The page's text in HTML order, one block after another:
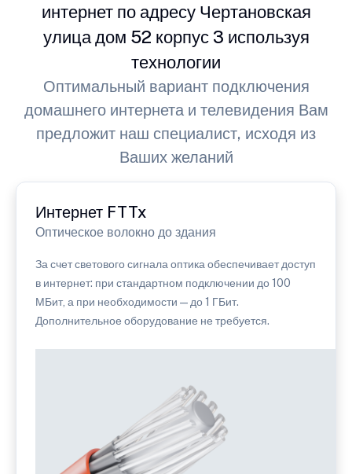
интернет по адресу Чертановская
улица дом 52 корпус 3 используя
технологии
Оптимальный вариант подключения
домашнего интернета и телевидения Вам
предложит наш специалист, исходя из
Ваших желаний
Интернет FTTx
Оптическое волокно до здания
За счет светового сигнала оптика обеспечивает доступ
в интернет: при стандартном подключении до 100
МБит, а при необходимости — до 1 ГБит.
Дополнительное оборудование не требуется.